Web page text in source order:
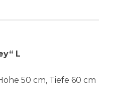
L
50 cm, Tiefe 60 cm